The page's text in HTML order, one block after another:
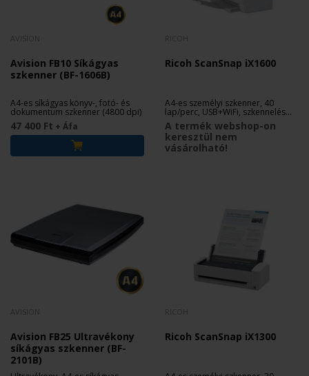
Avision FB10 Síkágyas
szkenner (BF-1606B)
A4-es síkágyas könyv-, fotó- és
dokumentum szkenner (4800 dpi)
47 400 Ft + Áfa
Ricoh ScanSnap iX1600
A4-es személyi szkenner, 40
lap/perc, USB+WiFi, szkennelés
mobilra
A termék webshop-on
keresztül nem
vásárolható!
Avision FB25 Ultravékony
síkágyas szkenner (BF-
2101B)
Ricoh ScanSnap iX1300